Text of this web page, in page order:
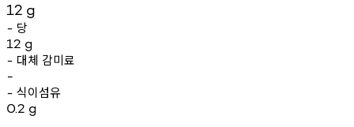
12 g
- 당
12 g
- 대체 감미료
-
- 식이섬유
0.2 g